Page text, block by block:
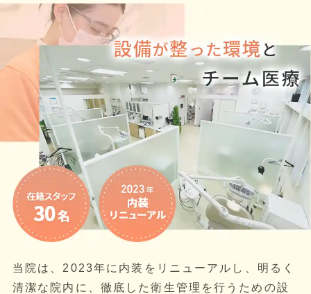
当院は、2023年に内装をリニューアルし、明るく
清潔な院内に、徹底した衛生管理を行うための設